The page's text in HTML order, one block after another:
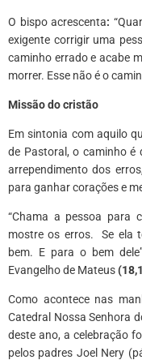
O bispo acrescenta:
exigente corrigir uma
caminho errado e acabe
morrer. Esse não é o
Missão do cristão
Em sintonia com aquilo
de Pastoral, o caminho é
arrependimento dos
para ganhar corações e
“Chama a pessoa para
mostre os erros. Se ela
bem. E para o bem
Evangelho de Mateus
Como acontece nas
Catedral Nossa Senhora
deste ano, a celebração
pelos padres Joel Nery